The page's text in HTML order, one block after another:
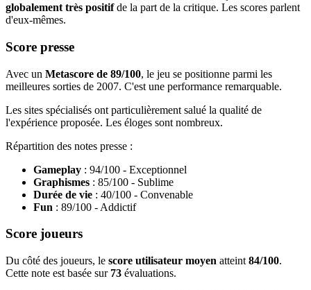
globalement très positifde la part de la critique. Les scores parlent
d'eux-mêmes.
Score presse
Avec un Metascore de 89/100, le jeu se positionne parmi les
meilleures sorties de 2007. C'est une performance remarquable.
Les sites spécialisés ont particulièrement salué la qualité de
l'expérience proposée. Les éloges sont nombreux.
Répartition des notes presse :
Gameplay : 94/100 - Exceptionnel
Graphismes : 85/100 - Sublime
Durée de vie : 40/100 - Convenable
Fun : 89/100 - Addictif
Score joueurs
Du côté des joueurs, le score utilisateur moyen atteint 84/100.
Cette note est basée sur 73 évaluations.